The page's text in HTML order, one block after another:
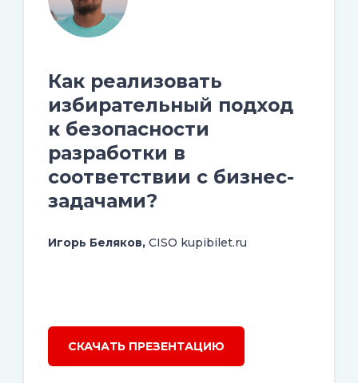
Как реализовать
избирательный подход
к безопасности
разработки в
соответствии с бизнес-
задачами?
Игорь Беляков, CISO kupibilet.ru
СКАЧАТЬ ПРЕЗЕНТАЦИЮ